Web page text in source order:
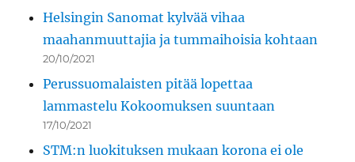
Helsingin Sanomat kylvää vihaa
maahanmuuttajia ja tummaihoisia kohtaan
20/10/2021
Perussuomalaisten pitää lopettaa
lammastelu Kokoomuksen suuntaan
17/10/2021
STM:n luokituksen mukaan korona ei ole